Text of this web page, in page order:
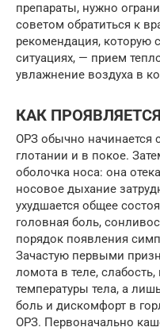
препараты, нужно
советом обратиться к
рекомендация, которую
ситуациях, — прием
увлажнение воздуха в
КАК
ОРЗ обычно начинается
глотании и в покое.
оболочка носа: она
носовое дыхание
ухудшается общее
головная боль,
порядок появления
Зачастую первыми
ломота в теле,
температуры тела, а
боль и дискомфорт в
ОРЗ. Первоначально